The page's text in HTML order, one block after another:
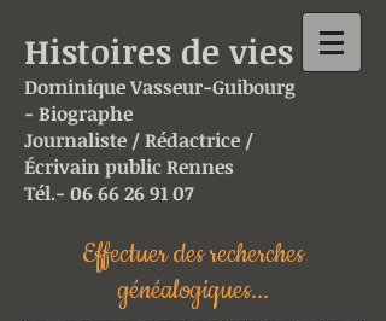
Histoires de vies
DominiqueVasseur-Guibourg
- Biographe
Journaliste / Rédactrice /
Écrivain public Rennes
Tél.- 06 66 26 91 07
Effectuer des recherches
généalogiques...